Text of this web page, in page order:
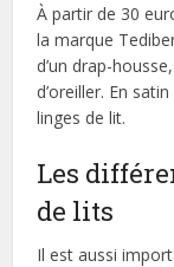
À partir de 30
la marque
d’un drap-
d’oreiller. En
linges de lit.
Les
de lits
Il est aussi